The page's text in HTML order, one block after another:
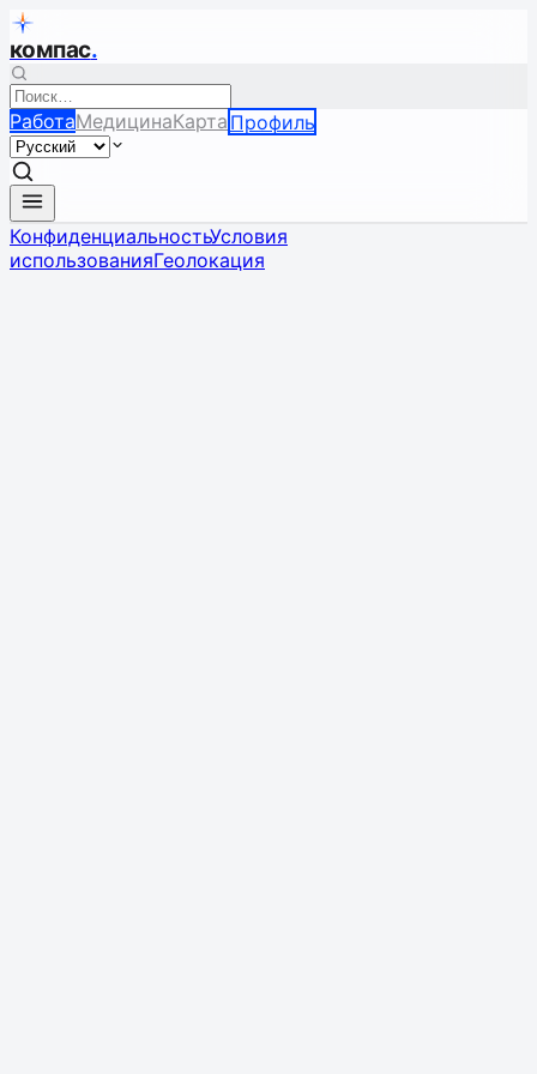
компас.
РаботаМедицинаКарта Профиль
КонфиденциальностьУсловия
использованияГеолокация